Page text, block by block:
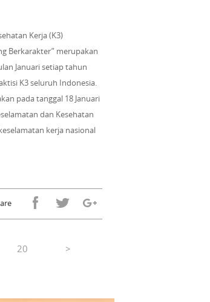
Kerja (K3)
Berkarakter” merupakan
Januari setiap tahun
K3 seluruh Indonesia.
pada tanggal 18 Januari
dan Kesehatan
kerja nasional
dan semangat dalam
masing.
20 >